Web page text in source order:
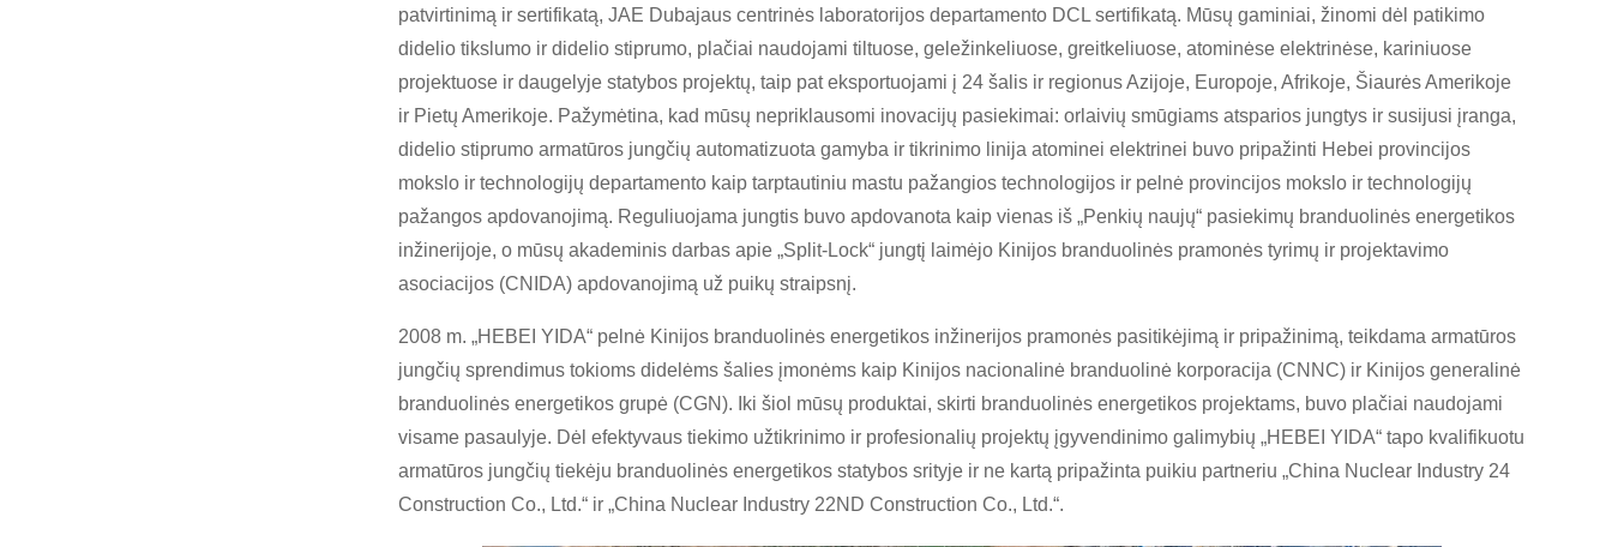
patvirtinimą ir sertifikatą, JAE Dubajaus centrinės laboratorijos departamento DCL sertifikatą. Mūsų gaminiai, žinomi dėl patikimo
didelio tikslumo ir didelio stiprumo, plačiai naudojami tiltuose, geležinkeliuose, greitkeliuose, atominėse elektrinėse, kariniuose
projektuose ir daugelyje statybos projektų, taip pat eksportuojami į 24 šalis ir regionus Azijoje, Europoje, Afrikoje, Šiaurės Amerikoje
ir Pietų Amerikoje. Pažymėtina, kad mūsų nepriklausomi inovacijų pasiekimai: orlaivių smūgiams atsparios jungtys ir susijusi įranga,
didelio stiprumo armatūros jungčių automatizuota gamyba ir tikrinimo linija atominei elektrinei buvo pripažinti Hebei provincijos
mokslo ir technologijų departamento kaip tarptautiniu mastu pažangios technologijos ir pelnė provincijos mokslo ir technologijų
pažangos apdovanojimą. Reguliuojama jungtis buvo apdovanota kaip vienas iš „Penkių naujų“ pasiekimų branduolinės energetikos
inžinerijoje, o mūsų akademinis darbas apie „Split-Lock“ jungtį laimėjo Kinijos branduolinės pramonės tyrimų ir projektavimo
asociacijos (CNIDA) apdovanojimą už puikų straipsnį.
2008 m. „HEBEI YIDA“ pelnė Kinijos branduolinės energetikos inžinerijos pramonės pasitikėjimą ir pripažinimą, teikdama armatūros
jungčių sprendimus tokioms didelėms šalies įmonėms kaip Kinijos nacionalinė branduolinė korporacija (CNNC) ir Kinijos generalinė
branduolinės energetikos grupė (CGN). Iki šiol mūsų produktai, skirti branduolinės energetikos projektams, buvo plačiai naudojami
visame pasaulyje. Dėl efektyvaus tiekimo užtikrinimo ir profesionalių projektų įgyvendinimo galimybių „HEBEI YIDA“ tapo kvalifikuotu
armatūros jungčių tiekėju branduolinės energetikos statybos srityje ir ne kartą pripažinta puikiu partneriu „China Nuclear Industry 24
Construction Co., Ltd.“ ir „China Nuclear Industry 22ND Construction Co., Ltd.“.